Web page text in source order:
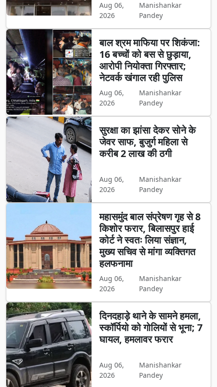
Aug 06,
2026
Manishankar
Pandey
बाल श्रम माफिया पर शिकंजा:
16 बच्चों को बस से छुड़ाया,
आरोपी नियोक्ता गिरफ्तार;
नेटवर्क खंगाल रही पुलिस
Aug 06,
2026
Manishankar
Pandey
सुरक्षा का झांसा देकर सोने के
जेवर साफ, बुजुर्ग महिला से
करीब 2 लाख की ठगी
Aug 06,
2026
Manishankar
Pandey
महासमुंद बाल संप्रेषण गृह से 8
किशोर फरार, बिलासपुर हाई
कोर्ट ने स्वतः लिया संज्ञान,
मुख्य सचिव से मांगा व्यक्तिगत
हलफनामा
Aug 06,
2026
Manishankar
Pandey
दिनदहाड़े थाने के सामने हमला,
स्कॉर्पियो को गोलियों से भूना; 7
घायल, हमलावर फरार
Aug 06,
2026
Manishankar
Pandey